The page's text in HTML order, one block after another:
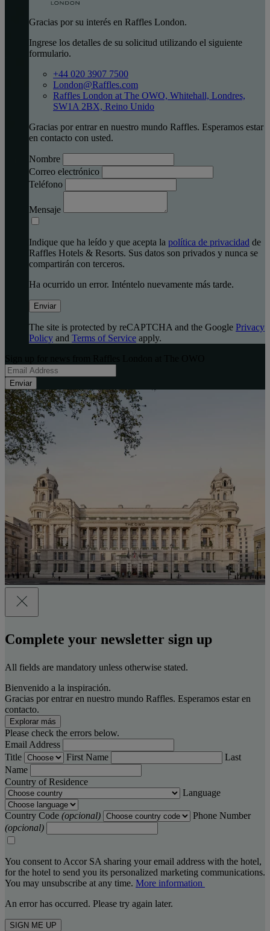
Gracias por su interés en Raffles London.
Ingrese los detalles de su solicitud utilizando el siguiente
formulario.
+44 020 3907 7500
London@Raffles.com
Raffles London at The OWO, Whitehall, Londres,
SW1A 2BX, Reino Unido
Gracias por entrar en nuestro mundo Raffles. Esperamos estar
en contacto con usted.
Nombre
Correo electrónico
Teléfono
Mensaje
Indique que ha leído y que acepta la política de privacidad de
Raffles Hotels & Resorts. Sus datos son privados y nunca se
compartirán con terceros.
Ha ocurrido un error. Inténtelo nuevamente más tarde.
Enviar
The site is protected by reCAPTCHA and the Google Privacy
Policy and Terms of Service apply.
Enviar
Complete your newsletter sign up
All fields are mandatory unless otherwise stated.
Bienvenido a la inspiración.
Gracias por entrar en nuestro mundo Raffles. Esperamos estar en
contacto.
Explorar más
Please check the errors below.
Email Address
Title
First Name
Last
Name
Country of Residence
Language
Country Code (opcional)
Phone Number
(opcional)
You consent to Accor SA sharing your email address with the hotel,
for the hotel to send you its personalized marketing communications.
You may unsubscribe at any time. More information
An error has occurred. Please try again later.
SIGN ME UP